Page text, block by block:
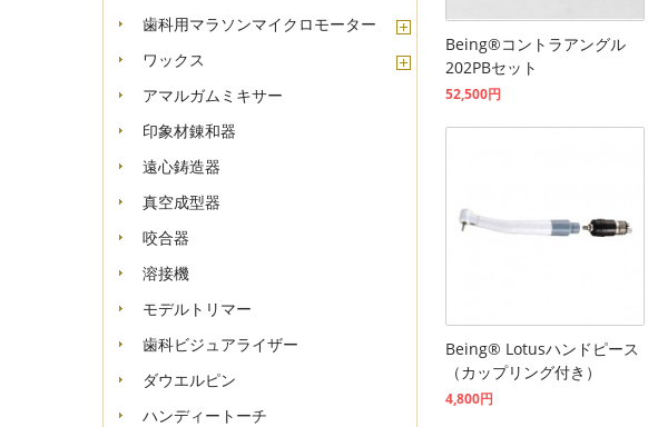
Being®コントラアングル
202PBセット
52,500円
Being® Lotusハンドピース
（カップリング付き）
4,800円
歯科用マラソンマイクロモーター
ワックス
アマルガムミキサー
印象材錬和器
遠心鋳造器
真空成型器
咬合器
溶接機
モデルトリマー
歯科ビジュアライザー
ダウエルピン
ハンディートーチ